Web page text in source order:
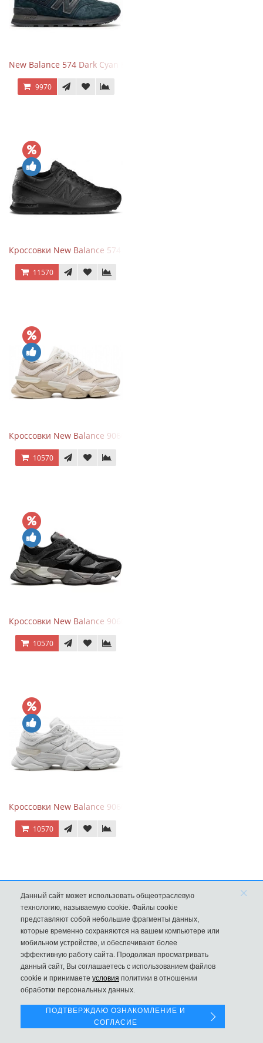
New Balance 574 Dark Cyan Black Suede
9970
Кроссовки New Balance 574 Triple Black Leather
11570
Кроссовки New Balance 9060 Beige White
10570
Кроссовки New Balance 9060 Black Castlerock
10570
Кроссовки New Balance 9060 Triple White
10570
New Balance 997H Cordura Marblehead с желтой и голубой
8970
Данный сайт может использовать общеотраслевую
технологию, называемую cookie. Файлы cookie
представляют собой небольшие фрагменты данных,
которые временно сохраняются на вашем компьютере или
мобильном устройстве, и обеспечивают более
эффективную работу сайта. Продолжая просматривать
данный сайт, Вы соглашаетесь с использованием файлов
cookie и принимаете условия политики в отношении
обработки персональных данных.
×
ПОДТВЕРЖДАЮ ОЗНАКОМЛЕНИЕ И
СОГЛАСИЕ